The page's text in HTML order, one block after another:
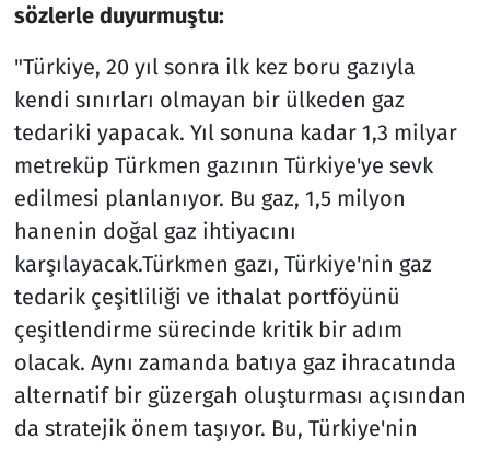
sözlerle duyurmuştu:
"Türkiye, 20 yıl sonra ilk kez boru gazıyla
kendi sınırları olmayan bir ülkeden gaz
tedariki yapacak. Yıl sonuna kadar 1,3 milyar
metreküp Türkmen gazının Türkiye'ye sevk
edilmesi planlanıyor. Bu gaz, 1,5 milyon
hanenin doğal gaz ihtiyacını
karşılayacak.Türkmen gazı, Türkiye'nin gaz
tedarik çeşitliliği ve ithalat portföyünü
çeşitlendirme sürecinde kritik bir adım
olacak. Aynı zamanda batıya gaz ihracatında
alternatif bir güzergah oluşturması açısından
da stratejik önem taşıyor. Bu, Türkiye'nin